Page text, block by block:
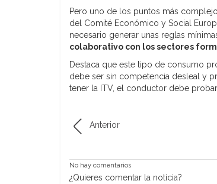
Pero uno de los puntos más
del Comité Económico y Social
necesario generar unas reglas
colaborativo con los sectores
Destaca que este tipo de consumo
debe ser sin competencia desleal y
tener la ITV, el conductor debe
Anterior
No hay comentarios
¿Quieres comentar la noticia?